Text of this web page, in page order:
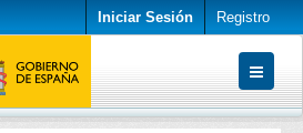
Iniciar Sesión Registro